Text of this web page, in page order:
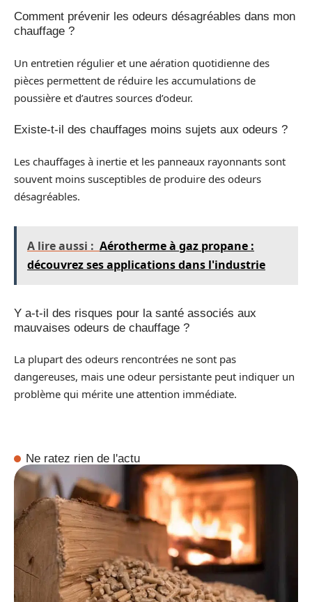
Comment prévenir les odeurs désagréables dans mon
chauffage ?
Un entretien régulier et une aération quotidienne des
pièces permettent de réduire les accumulations de
poussière et d’autres sources d’odeur.
Existe-t-il des chauffages moins sujets aux odeurs ?
Les chauffages à inertie et les panneaux rayonnants sont
souvent moins susceptibles de produire des odeurs
désagréables.
A lire aussi : Aérotherme à gaz propane :
découvrez ses applications dans l'industrie
Y a-t-il des risques pour la santé associés aux
mauvaises odeurs de chauffage ?
La plupart des odeurs rencontrées ne sont pas
dangereuses, mais une odeur persistante peut indiquer un
problème qui mérite une attention immédiate.
Ne ratez rien de l'actu